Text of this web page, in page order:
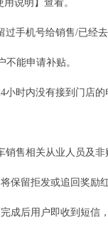
说明】查看。
手机号给销售/已经去
不能申请补贴。
时内没有接到门店的
售相关从业人员及非
保留拒发或追回奖励
后用户即收到短信